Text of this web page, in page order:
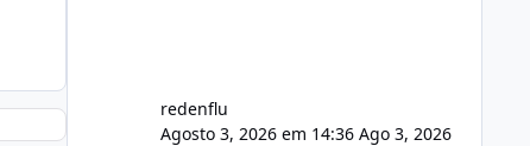
redenflu
Agosto 3, 2026 em 14:36 Ago 3, 2026